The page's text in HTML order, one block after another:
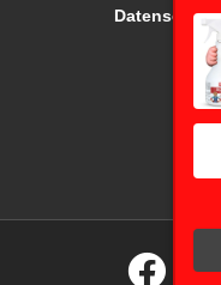
Datenschutz
F